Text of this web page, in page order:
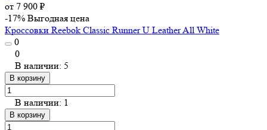
от 7 900 ₽
-17% Выгодная цена
Кроссовки Reebok Classic Runner U Leather All White
0
0
В наличии: 5
В корзину
В наличии: 1
В корзину